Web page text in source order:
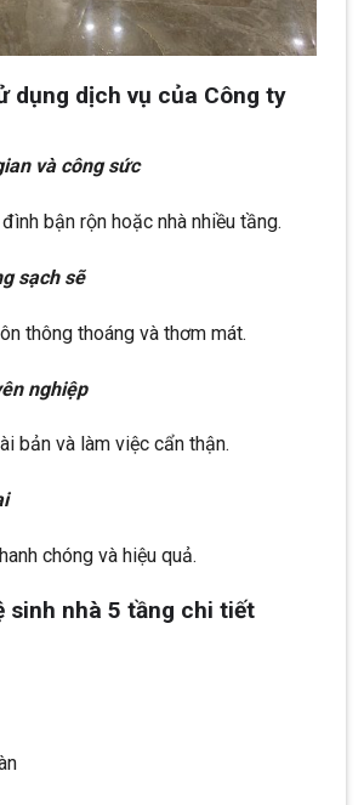
dụng dịch vụ của Công ty
và công sức
bận rộn hoặc nhà nhiều tầng.
sạch sẽ
thông thoáng và thơm mát.
nghiệp
bản và làm việc cẩn thận.
chóng và hiệu quả.
sinh nhà 5 tầng chi tiết